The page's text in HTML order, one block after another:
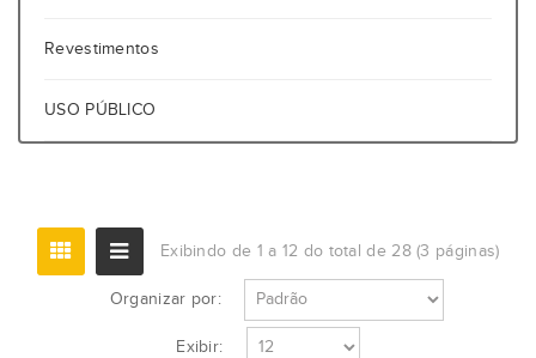
Revestimentos
USO PÚBLICO
Exibindo de 1 a 12 do total de 28 (3 páginas)
Organizar por:
Exibir: